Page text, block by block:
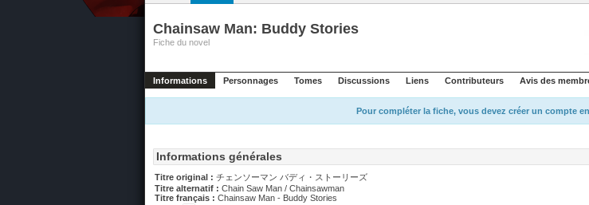
Chainsaw Man: Buddy Stories
Fiche du novel
Informations Personnages Tomes Discussions Liens Contributeurs Avis des
Pour compléter la fiche, vous devez créer un compte
Informations générales
Titre original : チェンソーマン バディ・ストーリーズ
Titre alternatif : Chain Saw Man / Chainsawman
Titre français : Chainsaw Man - Buddy Stories